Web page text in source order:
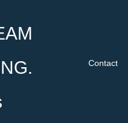
Contact